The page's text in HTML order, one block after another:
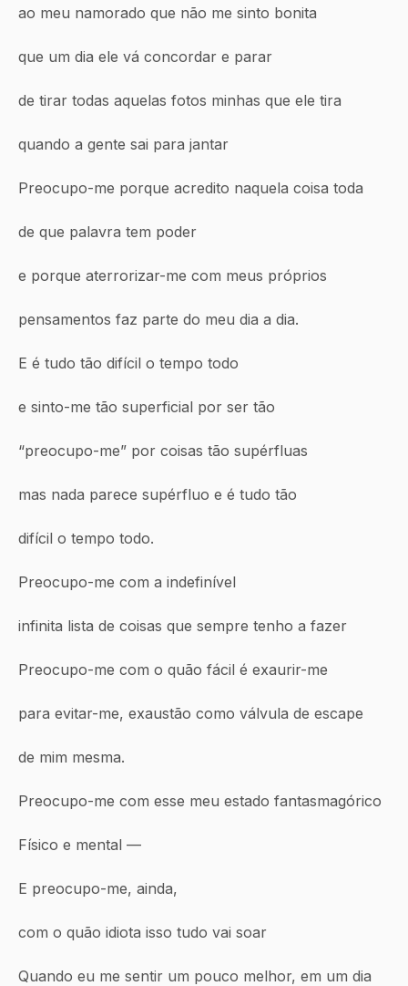
ao meu namorado que não me sinto bonita
que um dia ele vá concordar e parar
de tirar todas aquelas fotos minhas que ele tira
quando a gente sai para jantar
Preocupo-me porque acredito naquela coisa toda
de que palavra tem poder
e porque aterrorizar-me com meus próprios
pensamentos faz parte do meu dia a dia.
E é tudo tão difícil o tempo todo
e sinto-me tão superficial por ser tão
“preocupo-me” por coisas tão supérfluas
mas nada parece supérfluo e é tudo tão
difícil o tempo todo.
Preocupo-me com a indefinível
infinita lista de coisas que sempre tenho a fazer
Preocupo-me com o quão fácil é exaurir-me
para evitar-me, exaustão como válvula de escape
de mim mesma.
Preocupo-me com esse meu estado fantasmagórico
Físico e mental —
E preocupo-me, ainda,
com o quão idiota isso tudo vai soar
Quando eu me sentir um pouco melhor, em um dia